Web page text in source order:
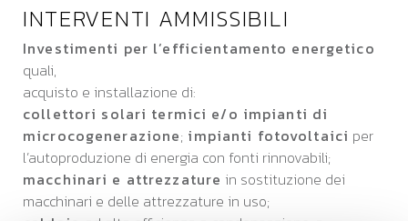
INTERVENTI AMMISSIBILI
Investimenti per l’efficientamento energetico
quali,
acquisto e installazione di:
collettori solari termici e/o impianti di
microcogenerazione; impianti fotovoltaici per
l’autoproduzione di energia con fonti rinnovabili;
macchinari e attrezzature in sostituzione dei
macchinari e delle attrezzature in uso;